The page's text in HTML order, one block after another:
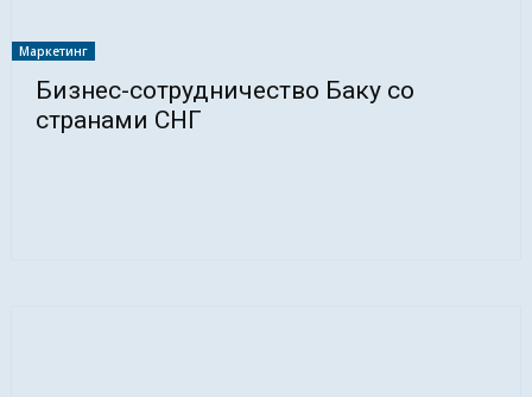
Маркетинг
Бизнес-сотрудничество Баку со
странами СНГ